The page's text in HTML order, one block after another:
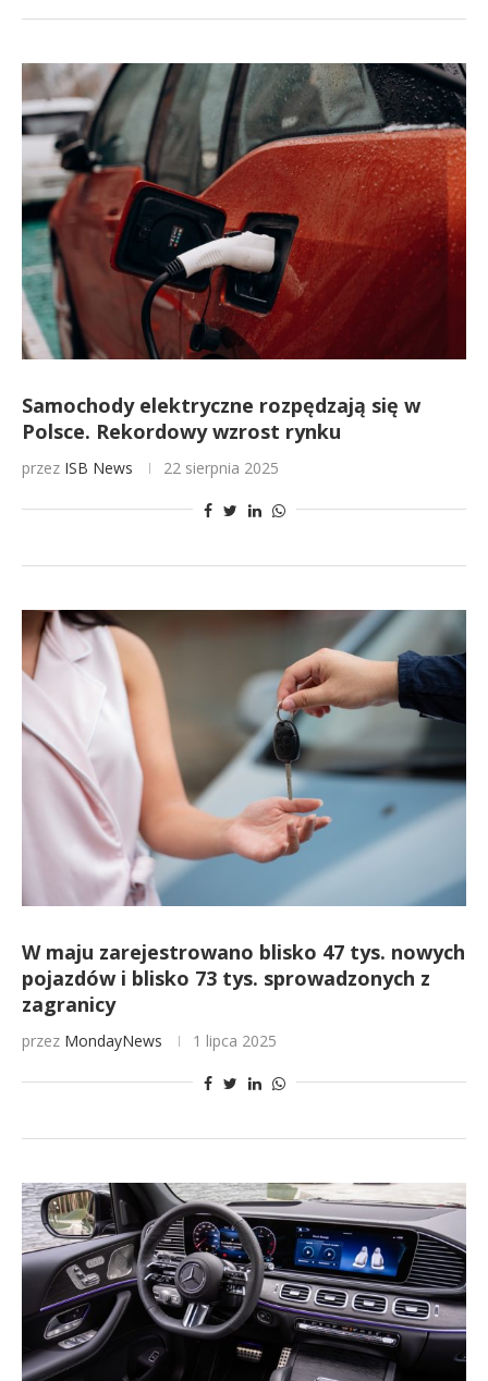
Samochody elektryczne rozpędzają się w
Polsce. Rekordowy wzrost rynku
przez ISB News 22 sierpnia 2025
W maju zarejestrowano blisko 47 tys. nowych
pojazdów i blisko 73 tys. sprowadzonych z
zagranicy
przez MondayNews 1 lipca 2025